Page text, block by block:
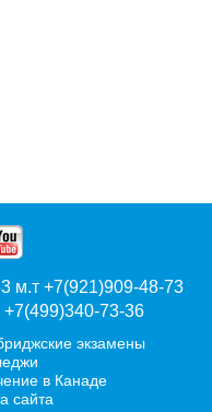
м.т +7(921)909-48-73
73-36
экзамены
в Канаде
сайта